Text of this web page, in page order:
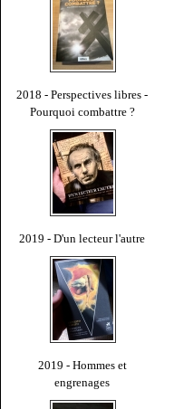
2018 - Perspectives libres -
Pourquoi combattre ?
2019 - D'un lecteur l'autre
2019 - Hommes et
engrenages